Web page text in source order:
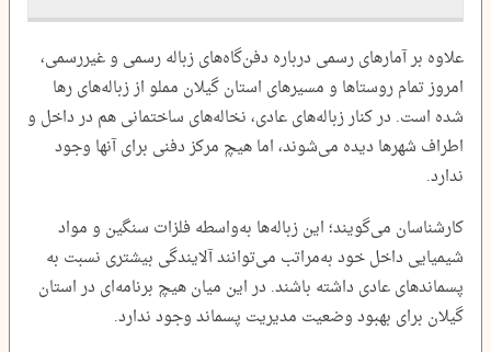
علاوه بر آمار‌های رسمی درباره دفن‌گاه‌های زباله رسمی و غیررسمی،
امروز تمام روستا‌ها و مسیر‌های استان گیلان مملو از زباله‌های رها
شده است. در کنار زباله‌های عادی، نخاله‌های ساختمانی هم در داخل و
اطراف شهر‌ها دیده می‌شوند، اما هیچ مرکز دفنی برای آنها وجود
ندارد.
کارشناسان می‌گویند؛ این زباله‌ها به‌واسطه فلزات سنگین و مواد
شیمیایی داخل خود به‌مراتب می‌توانند آلایندگی بیشتری نسبت به
پسماند‌های عادی داشته باشند. در این میان هیچ برنامه‌ای در استان
گیلان برای بهبود وضعیت مدیریت پسماند وجود ندارد.